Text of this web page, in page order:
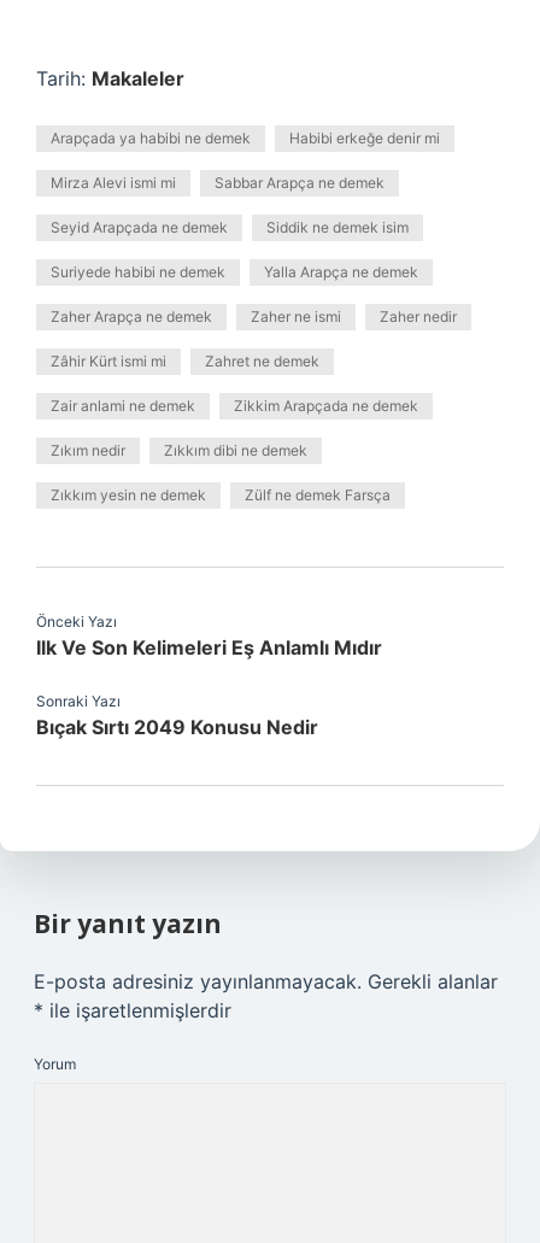
Tarih: Makaleler
Arapçada ya habibi ne demek Habibi erkeğe denir mi
Mirza Alevi ismi mi Sabbar Arapça ne demek
Seyid Arapçada ne demek Siddik ne demek isim
Suriyede habibi ne demek Yalla Arapça ne demek
Zaher Arapça ne demek Zaher ne ismi Zaher nedir
Zâhir Kürt ismi mi Zahret ne demek
Zair anlami ne demek Zikkim Arapçada ne demek
Zıkım nedir Zıkkım dibi ne demek
Zıkkım yesin ne demek Zülf ne demek Farsça
Önceki Yazı
Ilk Ve Son Kelimeleri Eş Anlamlı Mıdır
Sonraki Yazı
Bıçak Sırtı 2049 Konusu Nedir
Bir yanıt yazın
E-posta adresiniz yayınlanmayacak. Gerekli alanlar
* ile işaretlenmişlerdir
Yorum